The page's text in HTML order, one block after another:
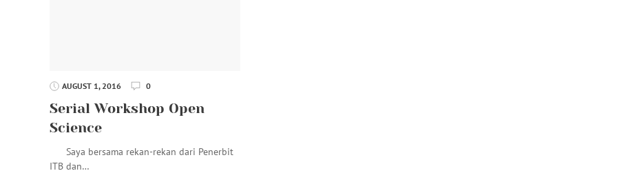
AUGUST 1, 2016 0
Serial Workshop Open
Science
Saya bersama rekan-rekan dari Penerbit
ITB dan…